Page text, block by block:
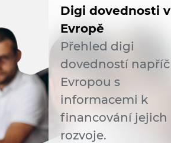
Digi dovednosti v
Evropě
Přehled digi
dovedností napříč
Evropou s
informacemi k
financování jejich
rozvoje.